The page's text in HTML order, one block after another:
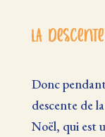
La
Donc
descente de
Noël, qui est